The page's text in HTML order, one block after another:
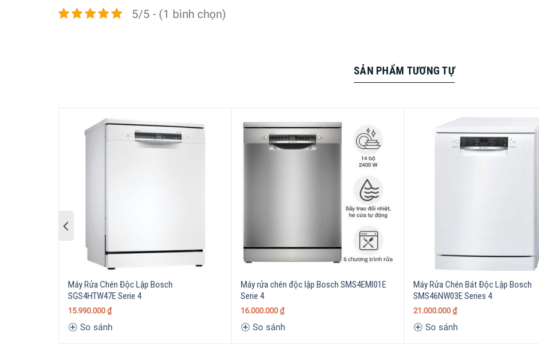
Kiểu dáng máy đượcthiết kế hiện đại với gam màu trắng sang trọng , dễ dàng phối hợp với nhiều nội thất khác.
với hệ thống 3 giàn rửa, có thể kéo ra vào linh hoạt để thuận tiện cho việc sắp xếp chén dĩa.
5/5 - (1 bình chọn)
SẢN PHẨM TƯƠNG TỰ
Máy Rửa Chén Độc Lập Bosch
SGS4HTW47E Serie 4
15.990.000 ₫
So sánh
Máy rửa chén độc lập Bosch SMS4EMI01E
Serie 4
16.000.000 ₫
So sánh
Máy Rửa Chén Bát Độc Lập Bosch
SMS46NW03E Series 4
21.000.000 ₫
So sánh